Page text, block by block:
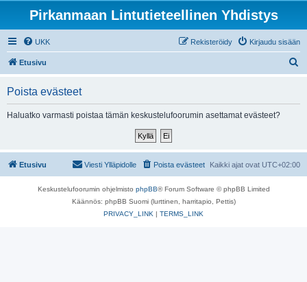
Pirkanmaan Lintutieteellinen Yhdistys
UKK Kirjaudu sisään
Rekisteröidy
Etusivu
Poista evästeet
Haluatko varmasti poistaa tämän keskustelufoorumin asettamat evästeet?
Etusivu Kaikki ajat ovat UTC+02:00
Poista evästeet
Viesti Ylläpidolle
Keskustelufoorumin ohjelmisto phpBB® Forum Software © phpBB Limited
Käännös: phpBB Suomi (lurttinen, harritapio, Pettis)
PRIVACY_LINK | TERMS_LINK